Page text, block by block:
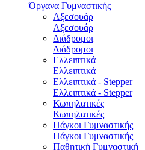
Όργανα Γυμναστικής
Αξεσουάρ
Αξεσουάρ
Διάδρομοι
Διάδρομοι
Ελλειπτικά
Ελλειπτικά
Ελλειπτικά - Stepper
Ελλειπτικά - Stepper
Κωπηλατικές
Κωπηλατικές
Πάγκοι Γυμναστικής
Πάγκοι Γυμναστικής
Παθητική Γυμναστική